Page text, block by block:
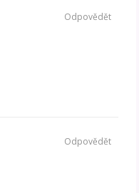
Odpovědět
Odpovědět